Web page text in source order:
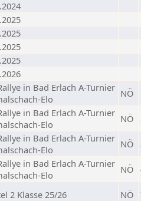
in Bad Erlach A-Turnier
Elo
NÖ
in Bad Erlach A-Turnier
Elo
NÖ
in Bad Erlach A-Turnier
Elo
NÖ
in Bad Erlach A-Turnier
Elo
NÖ
2 Klasse 25/26 NÖ